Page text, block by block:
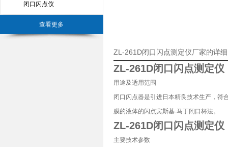
闭口闪点仪
查看更多
ZL-261D闭口闪点测定仪厂家的详
ZL-261D闭口闪点测定仪
用途及适用范围
闭口闪点器是引进日本精良技术生产，符
膜的液体的闪点宾斯基-马丁闭口杯法。
ZL-261D闭口闪点测定仪
主要技术参数